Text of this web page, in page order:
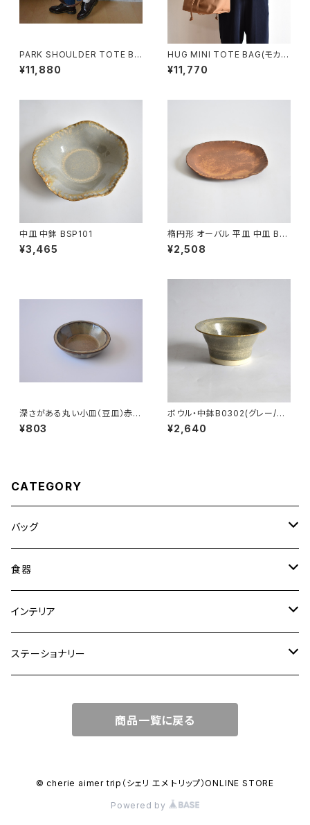
PARK SHOULDER TOTE BA
G (コーヒー/ブラウン)
¥11,880
HUG MINI TOTE BAG(モカ/
ブラウン)
¥11,770
中皿 中鉢 BSP101
¥3,465
楕円形 オーバル 平皿 中皿 BS
P090
¥2,508
深さがある丸い小皿（豆皿）赤土
×白鼠結晶釉
¥803
ボウル・中鉢B0302(グレー/ベ
ージュ)
¥2,640
CATEGORY
バッグ
トートバッグ
ショルダーバッグ
ワンハンドルバッグ
リュック
食器
大皿
中皿
カップ
インテリア
花瓶・フラワーベース
ステーショナリー
マガジンカバー
商品一覧に戻る
© cherie aimer trip（シェリ エメ トリップ）ONLINE STORE
Powered by